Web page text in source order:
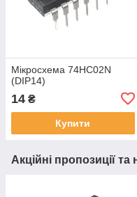
Мікросхема 74HC02N
(DIP14)
14 ₴
Купити
Акційні пропозиції та